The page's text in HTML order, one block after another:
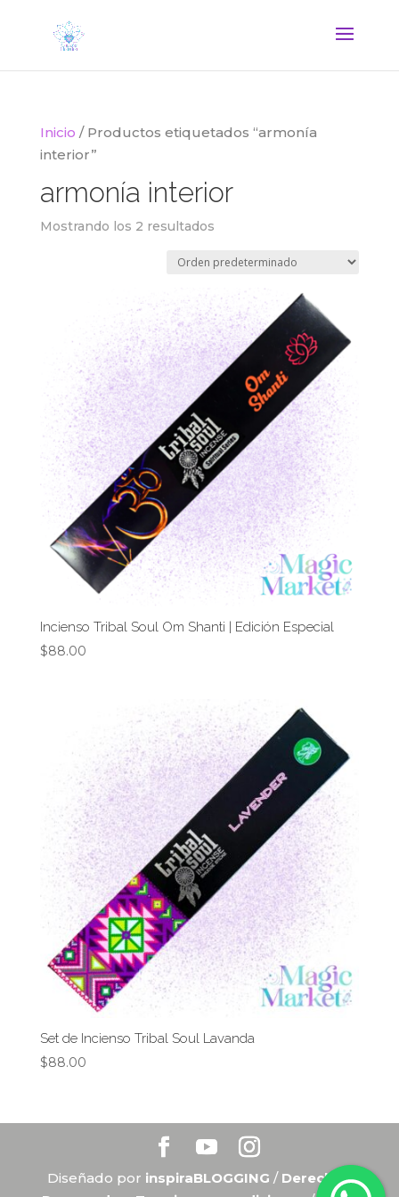
Inicio / Productos etiquetados “armonía
interior”
armonía interior
Mostrando los 2 resultados
Incienso Tribal Soul Om Shanti | Edición Especial
$88.00
Set de Incienso Tribal Soul Lavanda
$88.00
Diseñado por inspiraBLOGGING / Derechos